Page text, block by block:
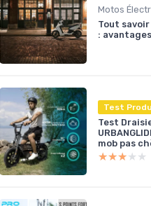
Tout
:
Test
Test
mob pas
★★★★★
★★★★★